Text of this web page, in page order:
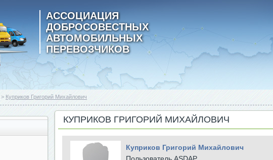
АССОЦИАЦИЯ
ДОБРОСОВЕСТНЫХ
АВТОМОБИЛЬНЫХ
ПЕРЕВОЗЧИКОВ
> Куприков Григорий Михайлович
КУПРИКОВ ГРИГОРИЙ МИХАЙЛОВИЧ
Куприков Григорий Михайлович